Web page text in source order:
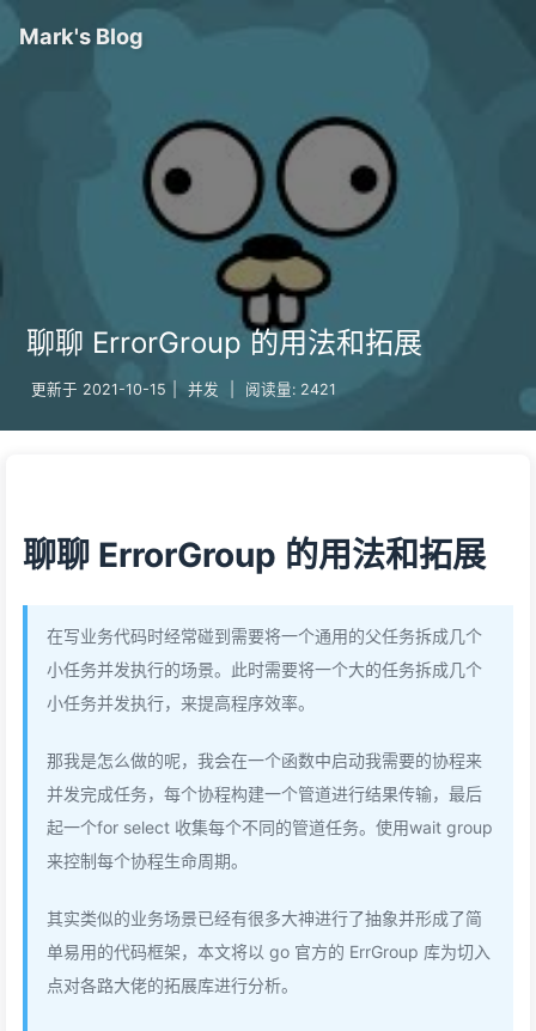
Mark's Blog
聊聊 ErrorGroup 的用法和拓展
更新于 2021-10-15 并发 阅读量: 2421
聊聊 ErrorGroup 的用法和拓展
在写业务代码时经常碰到需要将一个通用的父任务拆成几个
小任务并发执行的场景。此时需要将一个大的任务拆成几个
小任务并发执行，来提高程序效率。
那我是怎么做的呢，我会在一个函数中启动我需要的协程来
并发完成任务，每个协程构建一个管道进行结果传输，最后
起一个for select 收集每个不同的管道任务。使用wait group
来控制每个协程生命周期。
其实类似的业务场景已经有很多大神进行了抽象并形成了简
单易用的代码框架，本文将以 go 官方的 ErrGroup 库为切入
点对各路大佬的拓展库进行分析。